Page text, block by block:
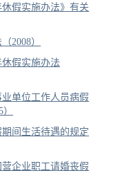
假实施办法》有关
2008）
假实施办法
单位工作人员病假
间生活待遇的规定
企业职工请婚丧假